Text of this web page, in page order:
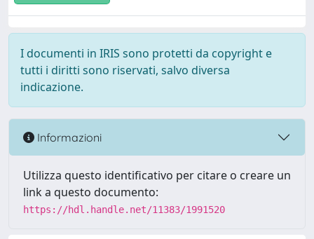
I documenti in IRIS sono protetti da copyright e
tutti i diritti sono riservati, salvo diversa
indicazione.
Informazioni
Utilizza questo identificativo per citare o creare un
link a questo documento:
https://hdl.handle.net/11383/1991520